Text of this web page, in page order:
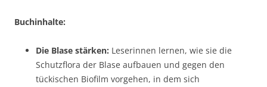
Buchinhalte:
Die Blase stärken: Leserinnen lernen, wie sie die
Schutzflora der Blase aufbauen und gegen den
tückischen Biofilm vorgehen, in dem sich